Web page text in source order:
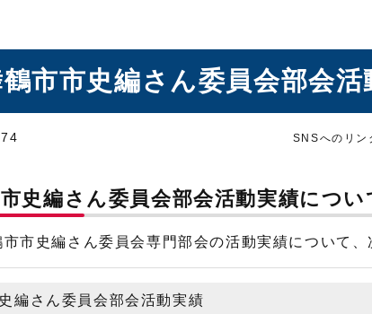
市市史編さん委員会部会
SNSへのリン
史編さん委員会部会活動実績につい
市史編さん委員会専門部会の活動実績について、
編さん委員会部会活動実績